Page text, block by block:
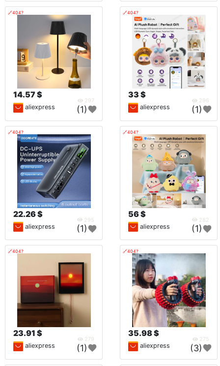
🔗404?
14.57 $
297
aliexpress (1)
🔗404?
33 $
296
aliexpress (1)
🔗404?
22.26 $
295
aliexpress (1)
🔗404?
56 $
282
aliexpress (1)
🔗404?
23.91 $
279
aliexpress (1)
🔗404?
35.98 $
275
aliexpress (3)